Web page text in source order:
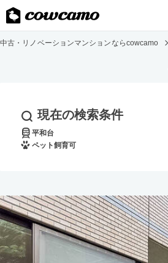
中古・リノベーションマンションならcowcamo
現在の検索条件
平和台
ペット飼育可